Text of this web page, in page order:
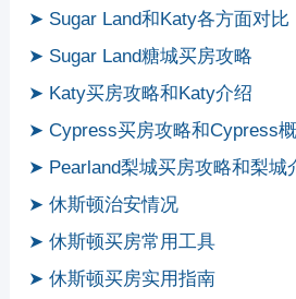
➤ Sugar Land和Katy各方面对比
➤ Sugar Land糖城买房攻略
➤ Katy买房攻略和Katy介绍
➤ Cypress买房攻略和Cypress
➤ Pearland梨城买房攻略和梨城
➤ 休斯顿治安情况
➤ 休斯顿买房常用工具
➤ 休斯顿买房实用指南